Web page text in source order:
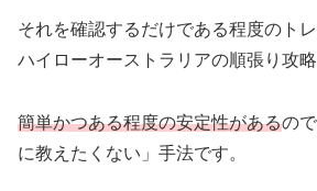
それを確認するだけである程度のト
ハイローオーストラリアの順張り攻略
簡単かつある程度の安定性があるの
に教えたくない」手法です。